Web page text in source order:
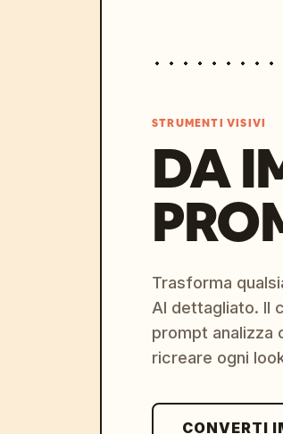
STRUMENTI VISIVI
DA
Trasforma
AI dettagliato. Il
prompt analizza
ricreare ogni
CONVERTI